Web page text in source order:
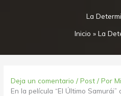
La
Inicio » La
Deja un comentario /Post / Por
En la película “El Último